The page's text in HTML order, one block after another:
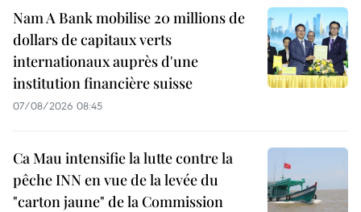
Nam A Bank mobilise 20 millions de
dollars de capitaux verts
internationaux auprès d'une
institution financière suisse
07/08/2026 08:45
Ca Mau intensifie la lutte contre la
pêche INN en vue de la levée du
"carton jaune" de la Commission